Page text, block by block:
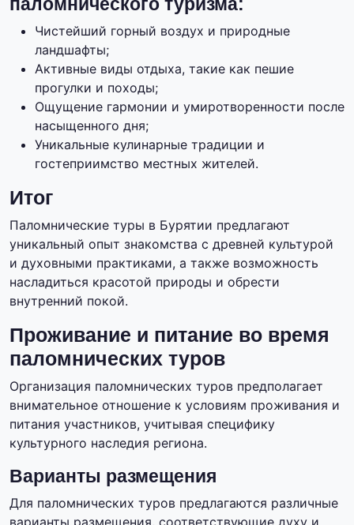
паломнического туризма:
Чистейший горный воздух и природные
ландшафты;
Активные виды отдыха, такие как пешие
прогулки и походы;
Ощущение гармонии и умиротворенности после
насыщенного дня;
Уникальные кулинарные традиции и
гостеприимство местных жителей.
Итог
Паломнические туры в Бурятии предлагают
уникальный опыт знакомства с древней культурой
и духовными практиками, а также возможность
насладиться красотой природы и обрести
внутренний покой.
Проживание и питание во время
паломнических туров
Организация паломнических туров предполагает
внимательное отношение к условиям проживания и
питания участников, учитывая специфику
культурного наследия региона.
Варианты размещения
Для паломнических туров предлагаются различные